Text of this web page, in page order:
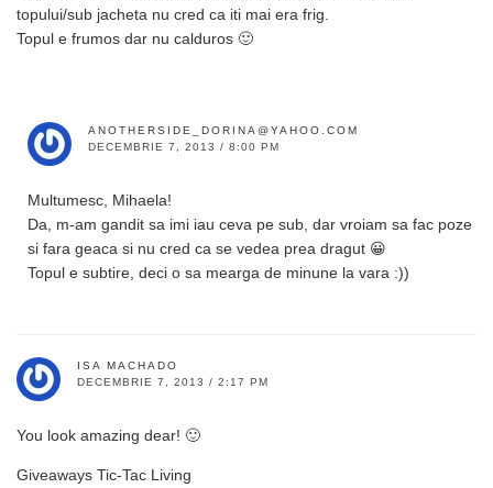
topului/sub jacheta nu cred ca iti mai era frig.
Topul e frumos dar nu calduros 🙂
ANOTHERSIDE_DORINA@YAHOO.COM
DECEMBRIE 7, 2013 / 8:00 PM
Multumesc, Mihaela!
Da, m-am gandit sa imi iau ceva pe sub, dar vroiam sa fac poze
si fara geaca si nu cred ca se vedea prea dragut 😀
Topul e subtire, deci o sa mearga de minune la vara :))
ISA MACHADO
DECEMBRIE 7, 2013 / 2:17 PM
You look amazing dear! 🙂
Giveaways Tic-Tac Living